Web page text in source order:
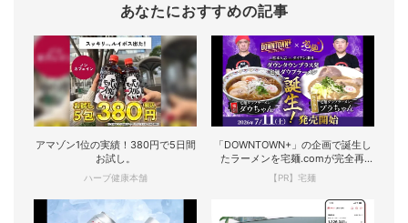
あなたにおすすめの記事
アマゾン1位の実績！380円で5日間
お試し。
ハーブ健康本舗
「DOWNTOWN+」の企画で誕生し
たラーメンを宅麺.comが完全再
現！
【PR】宅麺